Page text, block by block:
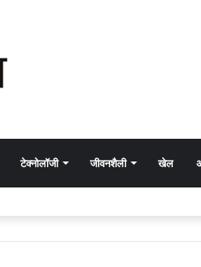
टेक्नोलॉजी जीवनशैली खेल